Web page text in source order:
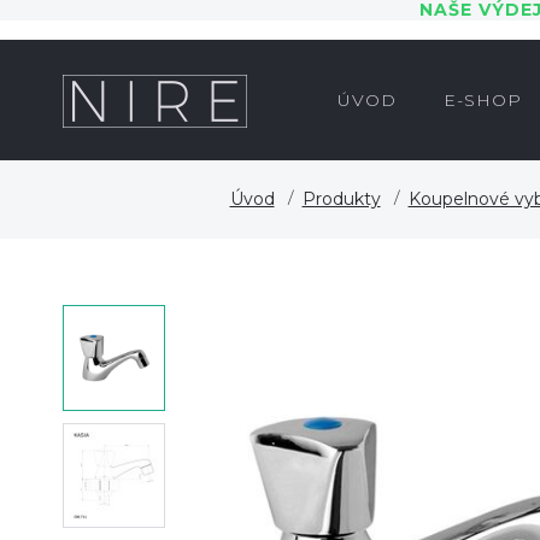
NAŠE
ÚVOD E-SHOP
Úvod Produkty Koupelnové